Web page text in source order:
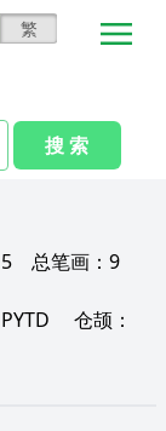
繁
搜 索
5 总笔画： 9
PYTD 仓颉：